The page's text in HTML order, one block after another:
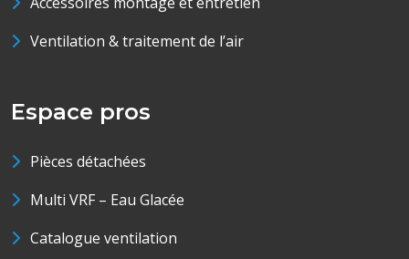
Ventilation & traitement de l’air
Espace pros
Pièces détachées
Multi VRF – Eau Glacée
Catalogue ventilation